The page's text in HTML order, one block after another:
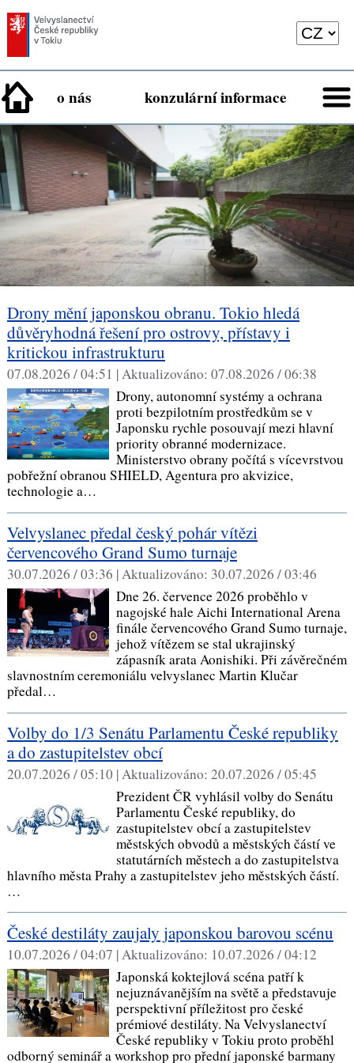
o nás konzulární informace
Drony mění japonskou obranu. Tokio hledá
důvěryhodná řešení pro ostrovy, přístavy i
kritickou infrastrukturu
07.08.2026 / 04:51 |Aktualizováno: 07.08.2026 / 06:38
Drony, autonomní systémy a ochrana
proti bezpilotním prostředkům se v
Japonsku rychle posouvají mezi hlavní
priority obranné modernizace.
Ministerstvo obrany počítá s vícevrstvou
pobřežní obranou SHIELD, Agentura pro akvizice,
technologie a…
Velvyslanec předal český pohár vítězi
červencového Grand Sumo turnaje
30.07.2026 / 03:36 |Aktualizováno: 30.07.2026 / 03:46
Dne 26. července 2026 proběhlo v
nagojské hale Aichi International Arena
finále červencového Grand Sumo turnaje,
jehož vítězem se stal ukrajinský
zápasník arata Aonishiki. Při závěrečném
slavnostním ceremoniálu velvyslanec Martin Klučar
předal…
Volby do 1/3 Senátu Parlamentu České republiky
a do zastupitelstev obcí
20.07.2026 / 05:10 |Aktualizováno: 20.07.2026 / 05:45
Prezident ČR vyhlásil volby do Senátu
Parlamentu České republiky, do
zastupitelstev obcí a zastupitelstev
městských obvodů a městských částí ve
statutárních městech a do zastupitelstva
hlavního města Prahy a zastupitelstev jeho městských částí.
…
České destiláty zaujaly japonskou barovou scénu
10.07.2026 / 04:07 |Aktualizováno: 10.07.2026 / 04:12
Japonská koktejlová scéna patří k
nejuznávanějším na světě a představuje
perspektivní příležitost pro české
prémiové destiláty. Na Velvyslanectví
České republiky v Tokiu proto proběhl
odborný seminář a workshop pro přední japonské barmany